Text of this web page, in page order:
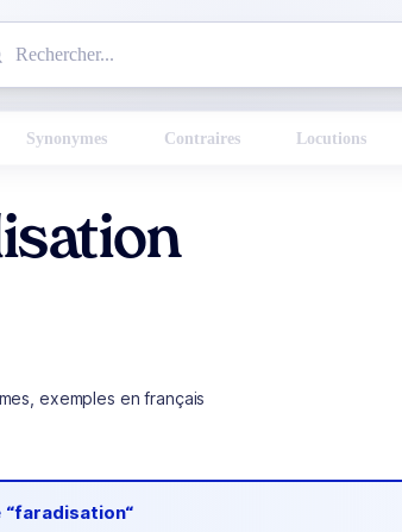
Synonymes Contraires Locutions
exemples en français
“faradisation“